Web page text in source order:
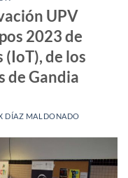
UPV
2023 de
de los
de Gandia
DÍAZ MALDONADO